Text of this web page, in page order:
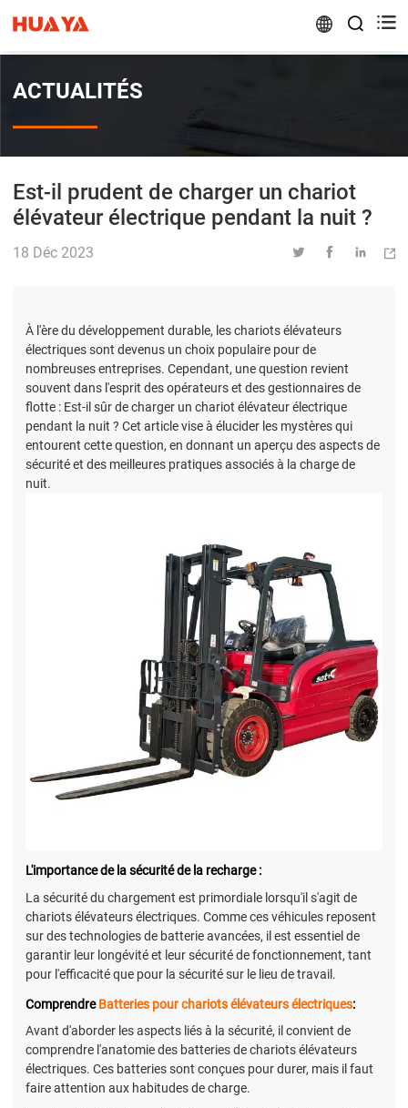
 
ACTUALITÉS
Est-il prudent de charger un chariot
élévateur électrique pendant la nuit ?
18 Déc 2023    
À l'ère du développement durable, les chariots élévateurs
électriques sont devenus un choix populaire pour de
nombreuses entreprises. Cependant, une question revient
souvent dans l'esprit des opérateurs et des gestionnaires de
flotte : Est-il sûr de charger un chariot élévateur électrique
pendant la nuit ? Cet article vise à élucider les mystères qui
entourent cette question, en donnant un aperçu des aspects de
sécurité et des meilleures pratiques associés à la charge de
nuit.
L'importance de la sécurité de la recharge :
La sécurité du chargement est primordiale lorsqu'il s'agit de
chariots élévateurs électriques. Comme ces véhicules reposent
sur des technologies de batterie avancées, il est essentiel de
garantir leur longévité et leur sécurité de fonctionnement, tant
pour l'efficacité que pour la sécurité sur le lieu de travail.
ComprendreBatteries pour chariots élévateurs électriques:
Avant d'aborder les aspects liés à la sécurité, il convient de
comprendre l'anatomie des batteries de chariots élévateurs
électriques. Ces batteries sont conçues pour durer, mais il faut
faire attention aux habitudes de charge.